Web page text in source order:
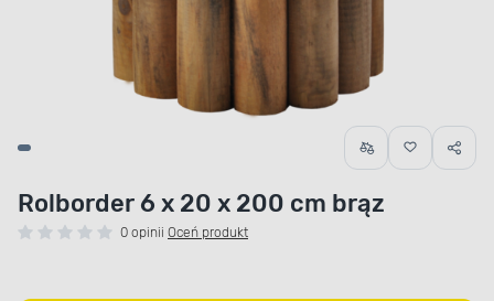
Rolborder 6 x 20 x 200 cm brąz
0 opinii Oceń produkt